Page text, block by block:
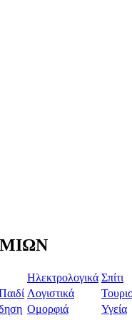
Ηλεκτρολογικά Σπίτι
Λογιστικά
Ομορφιά
Υγεία